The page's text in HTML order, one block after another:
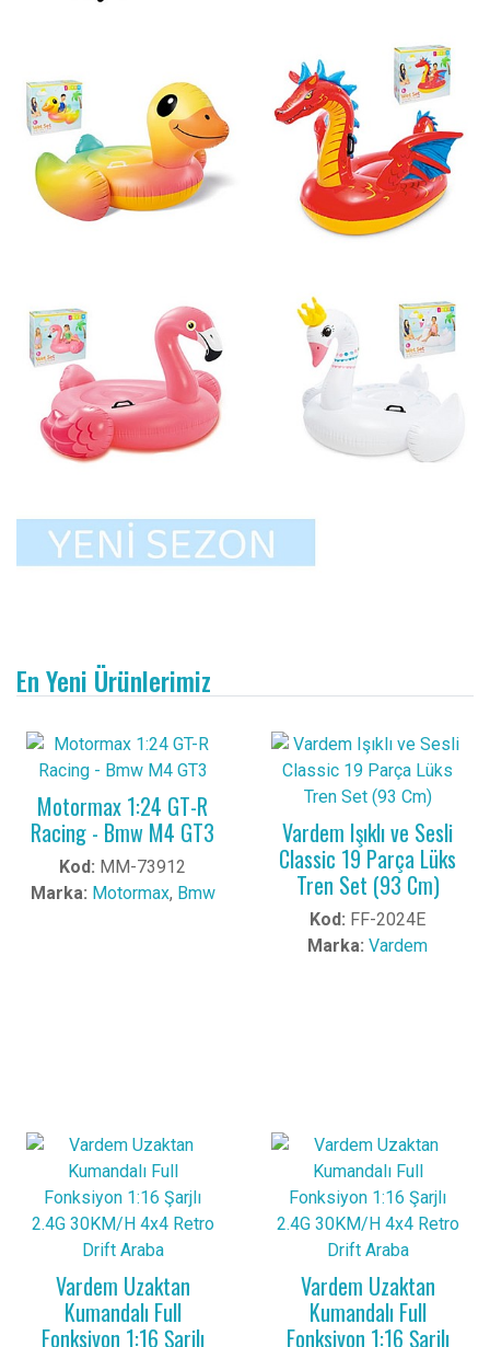
En Yeni Ürünlerimiz
Motormax 1:24 GT-R
Racing - Bmw M4 GT3
Kod: MM-73912
Marka: Motormax, Bmw
Vardem Işıklı ve Sesli
Classic 19 Parça Lüks
Tren Set (93 Cm)
Kod: FF-2024E
Marka: Vardem
Vardem Uzaktan
Kumandalı Full
Fonksiyon 1:16 Şarjlı
Vardem Uzaktan
Kumandalı Full
Fonksiyon 1:16 Şarjlı